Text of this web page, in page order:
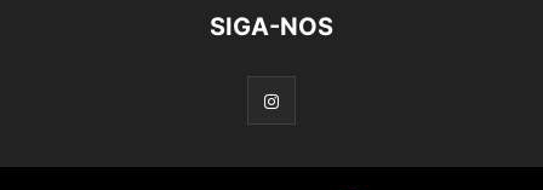
SIGA-NOS